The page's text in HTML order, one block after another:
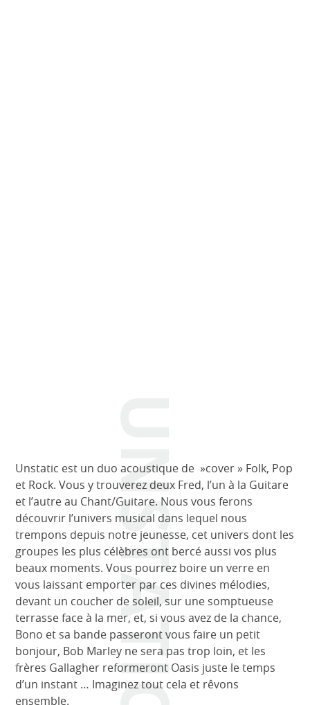
UNSTATIC
Unstatic est un duo acoustique de »cover » Folk, Pop
et Rock. Vous y trouverez deux Fred, l’un à la Guitare
et l’autre au Chant/Guitare. Nous vous ferons
découvrir l’univers musical dans lequel nous
trempons depuis notre jeunesse, cet univers dont les
groupes les plus célèbres ont bercé aussi vos plus
beaux moments. Vous pourrez boire un verre en
vous laissant emporter par ces divines mélodies,
devant un coucher de soleil, sur une somptueuse
terrasse face à la mer, et, si vous avez de la chance,
Bono et sa bande passeront vous faire un petit
bonjour, Bob Marley ne sera pas trop loin, et les
frères Gallagher reformeront Oasis juste le temps
d’un instant … Imaginez tout cela et rêvons
ensemble.